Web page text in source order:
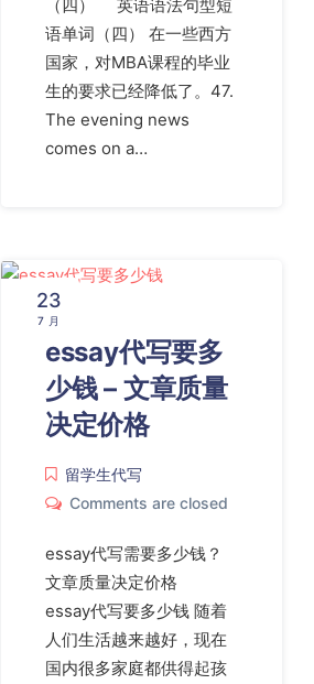
（四） 英语语法句型短
语单词（四） 在一些西方
国家，对MBA课程的毕业
生的要求已经降低了。47.
The evening news
comes on a…
23
7 月
essay代写要多
少钱 – 文章质量
决定价格
留学生代写
Comments are closed
essay代写需要多少钱？
文章质量决定价格
essay代写要多少钱 随着
人们生活越来越好，现在
国内很多家庭都供得起孩